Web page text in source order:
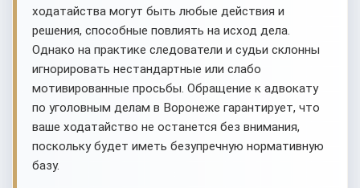
ходатайства могут быть любые действия и
решения, способные повлиять на исход дела.
Однако на практике следователи и судьи склонны
игнорировать нестандартные или слабо
мотивированные просьбы. Обращение к адвокату
по уголовным делам в Воронеже гарантирует, что
ваше ходатайство не останется без внимания,
поскольку будет иметь безупречную нормативную
базу.